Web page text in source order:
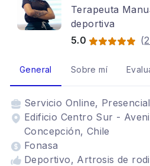
Terapeuta
deportiva
5.0
(
General Sobre mí
Servicio Online, Presencial
Edificio Centro Sur -
Concepción, Chile
Fonasa
Deportivo, Artrosis de